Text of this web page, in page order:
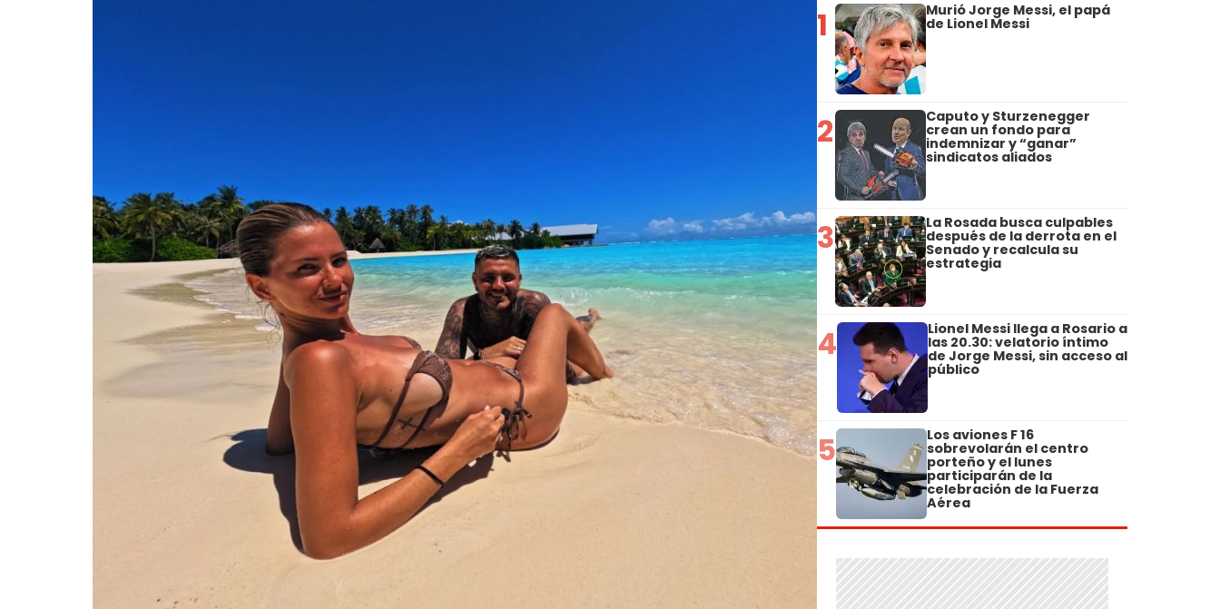
1 Murió Jorge Messi, el papá
de Lionel Messi
2 Caputo y Sturzenegger
crean un fondo para
indemnizar y “ganar”
sindicatos aliados
3 La Rosada busca culpables
después de la derrota en el
Senado y recalcula su
estrategia
4 Lionel Messi llega a Rosario a
las 20.30: velatorio íntimo
de Jorge Messi, sin acceso al
público
5 Los aviones F 16
sobrevolarán el centro
porteño y el lunes
participarán de la
celebración de la Fuerza
Aérea